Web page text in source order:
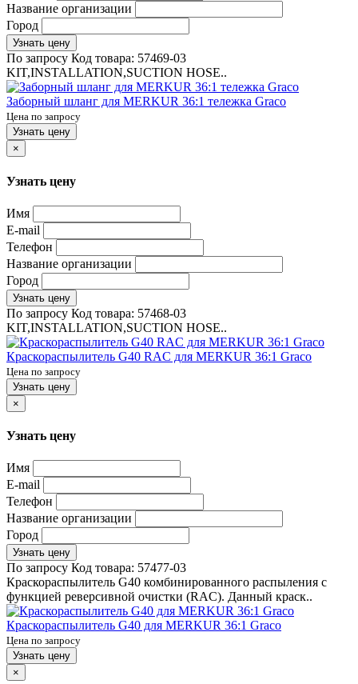
Название организации
Город
Узнать цену
По запросу Код товара: 57469-03
KIT,INSTALLATION,SUCTION HOSE..
Заборный шланг для MERKUR 36:1 тележка Graco
Цена по запросу
Узнать цену
×
Узнать цену
Имя
E-mail
Телефон
Название организации
Город
Узнать цену
По запросу Код товара: 57468-03
KIT,INSTALLATION,SUCTION HOSE..
Краскораспылитель G40 RAC для MERKUR 36:1 Graco
Цена по запросу
Узнать цену
×
Узнать цену
Имя
E-mail
Телефон
Название организации
Город
Узнать цену
По запросу Код товара: 57477-03
Краскораспылитель G40 комбинированного распыления с
функцией реверсивной очистки (RAC). Данный краск..
Краскораспылитель G40 для MERKUR 36:1 Graco
Цена по запросу
Узнать цену
×